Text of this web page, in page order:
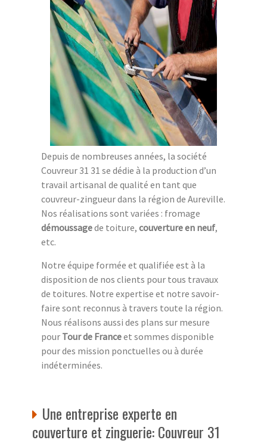
Depuis de nombreuses années, la société
Couvreur 31 31 se dédie à la production d’un
travail artisanal de qualité en tant que
couvreur-zingueur dans la région de Aureville.
Nos réalisations sont variées : fromage
démoussagede toiture, couverture en neuf,
etc.
Notre équipe formée et qualifiée est à la
disposition de nos clients pour tous travaux
de toitures. Notre expertise et notre savoir-
faire sont reconnus à travers toute la région.
Nous réalisons aussi des plans sur mesure
pour Tour de Franceet sommes disponible
pour des mission ponctuelles ou à durée
indéterminées.
Une entreprise experte en
couverture et zinguerie: Couvreur 31